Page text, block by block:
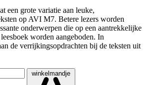
een grote variatie aan leuke,
op AVI M7. Betere lezers worden
onderwerpen die op een aantrekkelijke
worden aangeboden. In
de verrijkingsopdrachten bij de teksten uit
winkelmandje